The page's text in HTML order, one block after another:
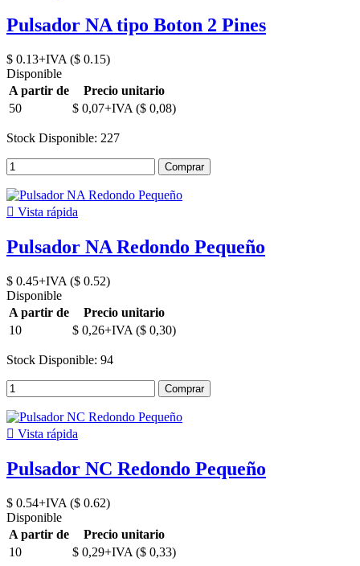
Pulsador NA tipo Boton 2 Pines
$ 0.13+IVA ($ 0.15)
Disponible
A partir de
Precio unitario
50
$ 0,07+IVA ($ 0,08)
Stock Disponible: 227
Comprar
 Vista rápida
Pulsador NA Redondo Pequeño
$ 0.45+IVA ($ 0.52)
Disponible
A partir de
Precio unitario
10
$ 0,26+IVA ($ 0,30)
Stock Disponible: 94
Comprar
 Vista rápida
Pulsador NC Redondo Pequeño
$ 0.54+IVA ($ 0.62)
Disponible
A partir de
Precio unitario
10
$ 0,29+IVA ($ 0,33)